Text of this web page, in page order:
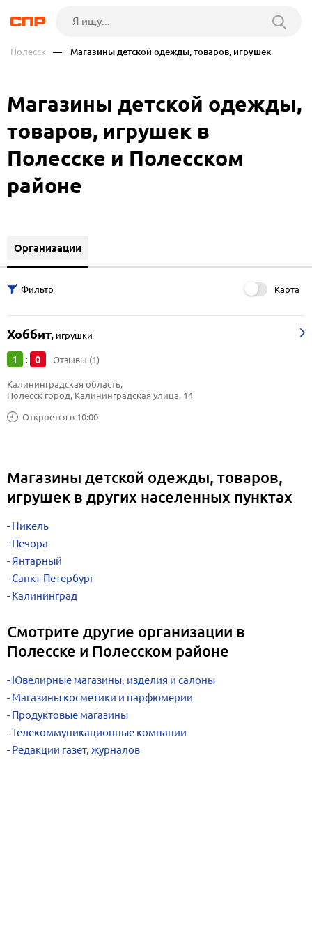
Полесск — Магазины детской одежды, товаров, игрушек
Магазины детской одежды,
товаров, игрушек в
Полесске и Полесском
районе
Организации
Карта
Хоббит, игрушки
1 : 0 Отзывы (1)
Откроется в 10:00
Калининградская область,
Полесск город, Калининградская улица, 14
Магазины детской одежды, товаров,
игрушек в других населенных пунктах
Никель
Печора
Янтарный
Санкт-Петербург
Калининград
Смотрите другие организации в
Полесске и Полесском районе
Ювелирные магазины, изделия и салоны
Магазины косметики и парфюмерии
Продуктовые магазины
Телекоммуникационные компании
Редакции газет, журналов